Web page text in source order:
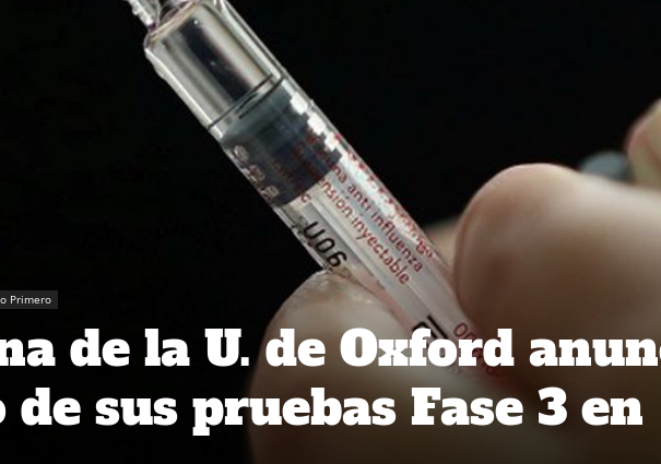
Primero
de la U. de Oxford
sus pruebas Fase 3 en